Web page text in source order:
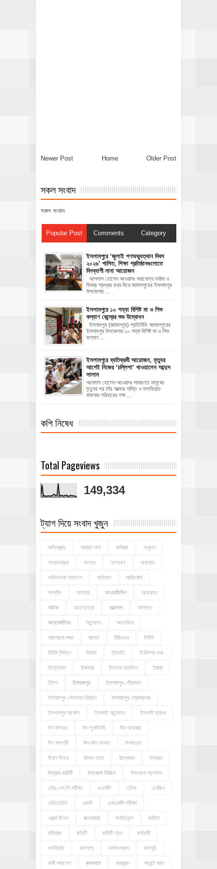
Newer Post Older Post
Home
সকল সংবাদ
সকল সংবাদ
Popular Post Comments Category
‎ইসলামপুরে ‘জুলাই গণঅভ্যুত্থান দিবস
২০২৬’ পালিত, শিক্ষা প্রতিষ্ঠানগুলোতে
দিনব্যাপী নানা আয়োজন
‎​আলমাস হোসেন আওয়ালঃ‎ ‎​যথাযোগ্য মর্যাদা ও
বিনম্র শ্রদ্ধার মধ্য দিয়ে জামালপুরের ইসলামপুর
উপজেলার ...
ইসলামপুরে ১০ শয্যা বিশিষ্ট মা ও শিশু
কল্যাণ কেন্দ্রের শুভ উদ্বোধন
ইসলামপুর (জামালপুর) প্রতিনিধি: জামালপুরের
ইসলামপুর উপজেলায় ১০ শয্যা বিশিষ্ট মা ও শিশু
কল্যাণ ...
‎ইসলামপুরে ব্যতিক্রমী আয়োজন, মৃত্যুর
আগেই নিজের ‘চল্লিশা’ খাওয়ালেন আব্দুস
সালাম
আলমাস হোসেন আওয়ালঃ ‎​সাধারণত মানুষের
মৃত্যুর পর তাঁর আত্মার শান্তি ও মাগফিরাত
কামনায় পরিবারের পক্ষ ...
কপি নিষেধ
Total Pageviews
149,334
ট্যাগ দিয়ে সংবাদ খুজুন
অগ্নিকান্ড অজ্ঞাত লাশ অনিয়ম অনুদান
অন্তঃসত্ত্বা অপচয় অপহরণ অবরোধ
অভিভাবক সমাবেশ অভিযান অভিযোগ
অশ্লীল অসহায় আওয়ামীলীগ আক্রমন
আটক আত্নহত্যা আত্মসাৎ আদালত
আন্তর্জাতিক আন্দোলন আমেরিকা
আলোচনা সভা আহত ইউএনও ইউপি
ইউপি নির্বাচন ইজারা ইটভাটা ইনকিলাব মঞ্চ
ইন্তেকাল ইফতার ইফতার মাহফিল ইয়াবা
ইলিশ ইসলামপুর ইসলামপুর পৌরসভা
ইসলামপুর পৌরসভা নির্বাচন ইসলামপুর প্রেসক্লাব
ইসলামপুর সার্কেল ইসলামী আন্দোলন ইসলামী ব্যাংক
ঈদ উপহার ঈদ পুনর্মিলনী ঈদ শুভেচ্ছা
ঈদ সামগ্রী ঈদ-উল-আযহা ঈদযাত্রা
ঈদুল ফিতর উৎসব ভাতা উদ্বোধন উন্নয়ন
উন্নয়ন কমিটি উপজেলা নির্বাচন উপজেলা প্রশাসন
এইচ.এস.সি পরীক্ষা এএসপি এতিম এনজিও
এফিডেভিট এমপি এসএসসি পরীক্ষা
ওয়ার্ল্ড ভিশন কক্সবাজার কনফিডেন্স কবিতা
কবিরাজ কমিটি কমিটি গঠন কর্মচারী
কর্মবিরতি কর্মশালা কর্মসংস্থান কর্মসূচি
কর্মী সমাবেশ কলকাতা কারাদন্ড কারেন্ট জাল